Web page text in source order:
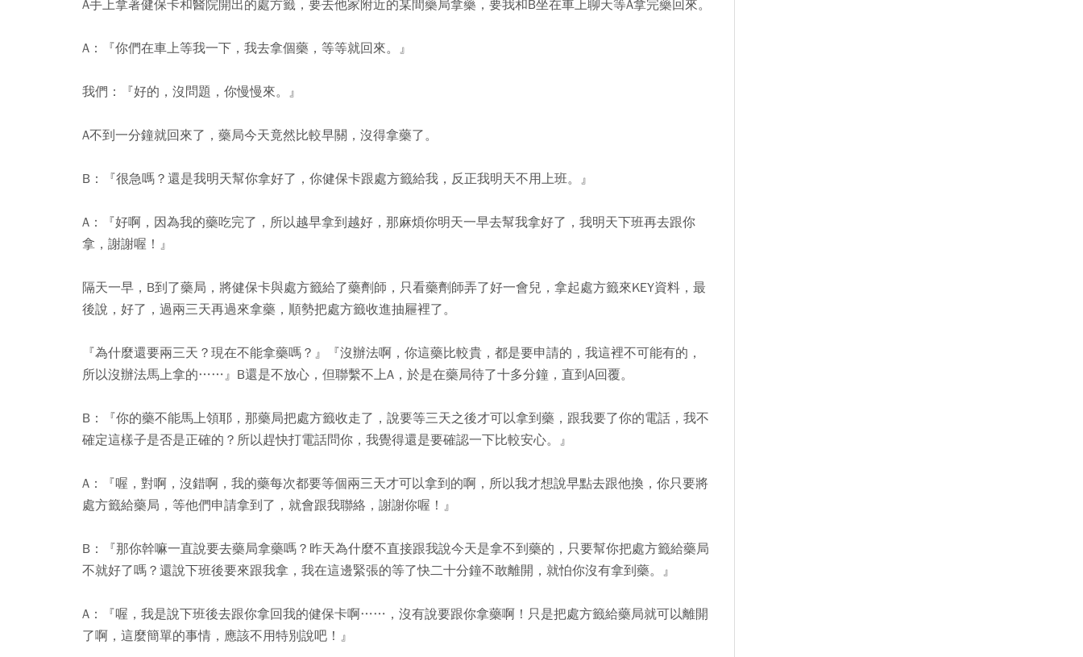
A手上拿著健保卡和醫院開出的處方籤，要去他家附近的某間藥局拿藥，要我和B坐在車上聊天等A拿完藥回來。
A：『你們在車上等我一下，我去拿個藥，等等就回來。』
我們：『好的，沒問題，你慢慢來。』
A不到一分鐘就回來了，藥局今天竟然比較早關，沒得拿藥了。
B：『很急嗎？還是我明天幫你拿好了，你健保卡跟處方籤給我，反正我明天不用上班。』
A：『好啊，因為我的藥吃完了，所以越早拿到越好，那麻煩你明天一早去幫我拿好了，我明天下班再去跟你
拿，謝謝喔！』
隔天一早，B到了藥局，將健保卡與處方籤給了藥劑師，只看藥劑師弄了好一會兒，拿起處方籤來KEY資料，最
後說，好了，過兩三天再過來拿藥，順勢把處方籤收進抽屜裡了。
『為什麼還要兩三天？現在不能拿藥嗎？』『沒辦法啊，你這藥比較貴，都是要申請的，我這裡不可能有的，
所以沒辦法馬上拿的……』B還是不放心，但聯繫不上A，於是在藥局待了十多分鐘，直到A回覆。
B：『你的藥不能馬上領耶，那藥局把處方籤收走了，說要等三天之後才可以拿到藥，跟我要了你的電話，我不
確定這樣子是否是正確的？所以趕快打電話問你，我覺得還是要確認一下比較安心。』
A：『喔，對啊，沒錯啊，我的藥每次都要等個兩三天才可以拿到的啊，所以我才想說早點去跟他換，你只要將
處方籤給藥局，等他們申請拿到了，就會跟我聯絡，謝謝你喔！』
B：『那你幹嘛一直說要去藥局拿藥嗎？昨天為什麼不直接跟我說今天是拿不到藥的，只要幫你把處方籤給藥局
不就好了嗎？還說下班後要來跟我拿，我在這邊緊張的等了快二十分鐘不敢離開，就怕你沒有拿到藥。』
A：『喔，我是說下班後去跟你拿回我的健保卡啊……，沒有說要跟你拿藥啊！只是把處方籤給藥局就可以離開
了啊，這麼簡單的事情，應該不用特別說吧！』